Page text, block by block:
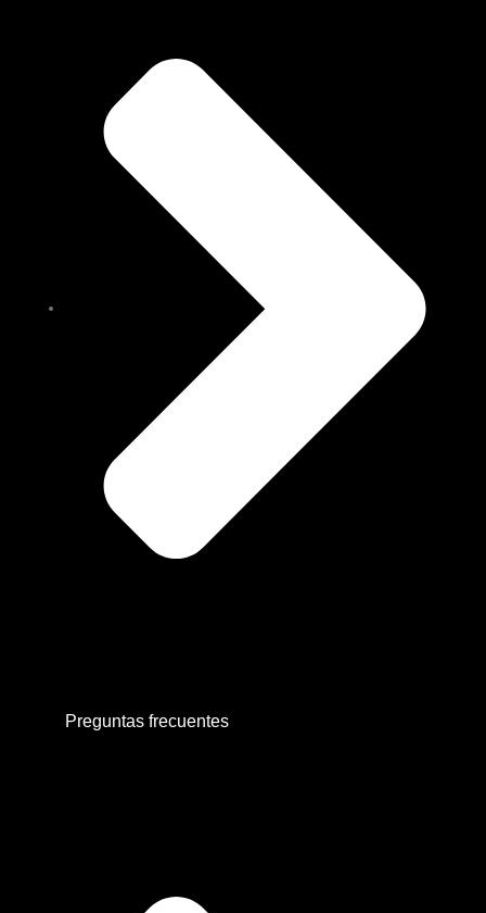
Preguntas frecuentes